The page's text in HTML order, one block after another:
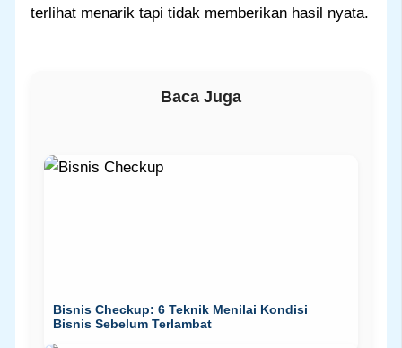
terlihat menarik tapi tidak memberikan hasil nyata.
Baca Juga
Bisnis Checkup: 6 Teknik Menilai Kondisi
Bisnis Sebelum Terlambat